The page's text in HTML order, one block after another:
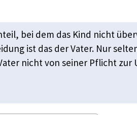
bei dem das Kind nicht
ist das der Vater. Nur
nicht von seiner Pflicht